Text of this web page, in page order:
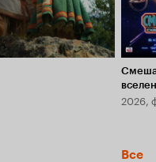
2026,
Все